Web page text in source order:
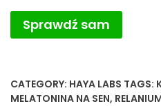
Sprawdź sam
CATEGORY: HAYA LABS TAGS:
MELATONINA NA SEN,